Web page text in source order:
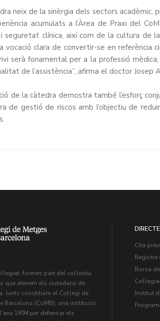
neix de la sinèrgia dels sectors acadèmic,
acumulats a l’Àrea de Praxi del
seguretat clínica, així com de la cultura de
vocació clara de convertir-se en referència
serà fonamental per a la professió
de l’assistència”, afirma el doctor Josep
de la càtedra demostra també l’esforç
de gestió de riscos amb l’objectiu de
formes part del col·lectiu
que atenem els ciutadans de
Junts constituïm el Col·legi de
Barcelona (CoMB), una institució
1894 per defensar els
Cita
Registre
Borsa
Institut